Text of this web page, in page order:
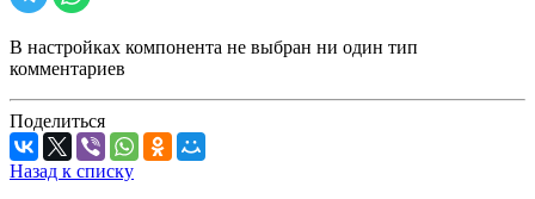
В настройках компонента не выбран ни один тип
комментариев
Поделиться
Назад к списку